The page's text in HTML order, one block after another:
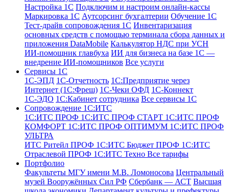
Настройка 1С Подключим и настроим онлайн-кассы
Маркировка 1С Аутсорсинг бухгалтерии Обучение 1С
Тест-драйв сопровождения 1С Инвентаризация
основных средств с помощью терминала сбора данных и
приложения DataMobile Калькулятор НДС при УСН
ИИ-помощник главбуха ИИ для бизнеса на базе 1С —
внедрение ИИ-помощников Все услуги
Сервисы 1С
1С-ЭПД 1C-Отчетность 1С:Предприятие через
Интернет (1С:Фреш) 1С-Чеки ОФД 1С‑Коннект
1С-ЭДО 1С:Кабинет сотрудника Все сервисы 1С
Сопровождение 1С:ИТС
1С:ИТС ПРОФ 1С:ИТС ПРОФ СТАРТ 1С:ИТС ПРОФ
КОМФОРТ 1С:ИТС ПРОФ ОПТИМУМ 1С:ИТС ПРОФ
УЛЬТРА
ИТС Ритейл ПРОФ 1С:ИТС Бюджет ПРОФ 1С:ИТС
Отраслевой ПРОФ 1С:ИТС Техно Все тарифы
Портфолио
Факультеты МГУ имени М.В. Ломоносова Центральный
музей Вооружённых Сил РФ Сбербанк — АСТ Высшая